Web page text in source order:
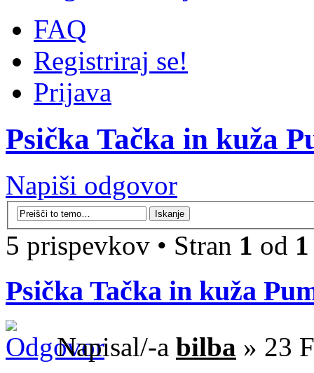
FAQ
Registriraj se!
Prijava
Psička Tačka in kuža
Napiši odgovor
5 prispevkov • Stran 1 od 1
Psička Tačka in kuža
Napisal/-a bilba » 23